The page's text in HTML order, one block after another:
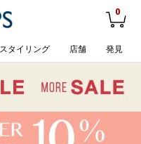
0
スタイリング 店舗 発見